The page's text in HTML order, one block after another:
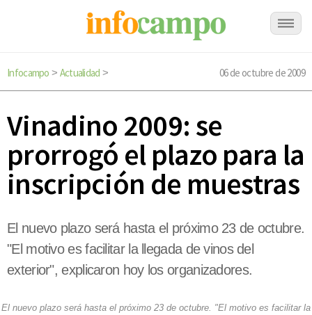
Infocampo > Actualidad > 06 de octubre de 2009
Vinadino 2009: se
prorrogó el plazo para la
inscripción de muestras
El nuevo plazo será hasta el próximo 23 de octubre.
"El motivo es facilitar la llegada de vinos del
exterior", explicaron hoy los organizadores.
El nuevo plazo será hasta el próximo 23 de octubre. "El motivo es facilitar la